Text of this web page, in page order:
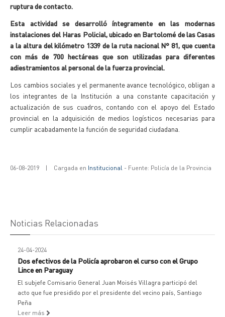
ruptura de contacto.
Esta actividad se desarrolló íntegramente en las modernas
instalaciones del Haras Policial, ubicado en Bartolomé de las Casas
a la altura del kilómetro 1339 de la ruta nacional N° 81, que cuenta
con más de 700 hectáreas que son utilizadas para diferentes
adiestramientos al personal de la fuerza provincial.
Los cambios sociales y el permanente avance tecnológico, obligan a
los integrantes de la Institución a una constante capacitación y
actualización de sus cuadros, contando con el apoyo del Estado
provincial en la adquisición de medios logísticos necesarias para
cumplir acabadamente la función de seguridad ciudadana.
06-08-2019 | Cargada en Institucional - Fuente: Policía de la Provincia
Noticias Relacionadas
24-04-2024
Dos efectivos de la Policía aprobaron el curso con el Grupo
Lince en Paraguay
El subjefe Comisario General Juan Moisés Villagra participó del
acto que fue presidido por el presidente del vecino país, Santiago
Peña
Leer más